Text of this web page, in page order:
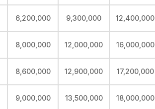
6,200,000 9,300,000 12,400,000
8,000,000 12,000,000 16,000,000
8,600,000 12,900,000 17,200,000
9,000,000 13,500,000 18,000,000